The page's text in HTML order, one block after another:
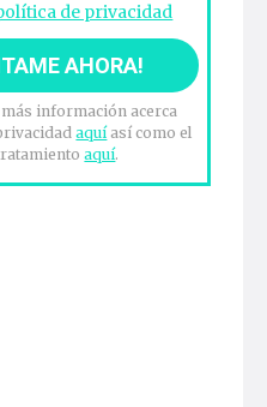
de privacidad
información acerca
aquíasí como el
aquí.